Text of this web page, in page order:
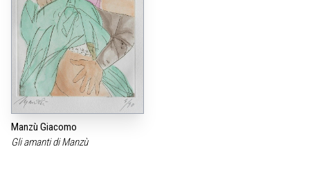
Manzù Giacomo
Gli amanti di Manzù